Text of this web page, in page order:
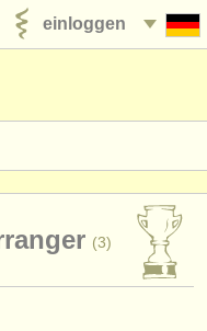
einloggen
(3)